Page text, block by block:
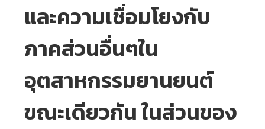
และความเชื่อมโยงกับ
ภาคส่วนอื่นๆใน
อุตสาหกรรมยานยนต์
ขณะเดียวกัน ในส่วนของ